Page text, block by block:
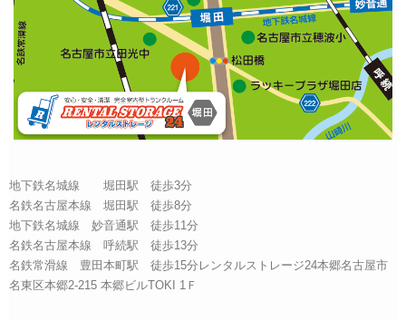
地下鉄名城線 堀田駅 徒歩3分
名鉄名古屋本線 堀田駅 徒歩8分
地下鉄名城線 妙音通駅 徒歩11分
名鉄名古屋本線 呼続駅 徒歩13分
名鉄常滑線 豊田本町駅 徒歩15分レンタルストレージ24本郷名古屋市
名東区本郷2-215 本郷ビルTOKI 1Ｆ